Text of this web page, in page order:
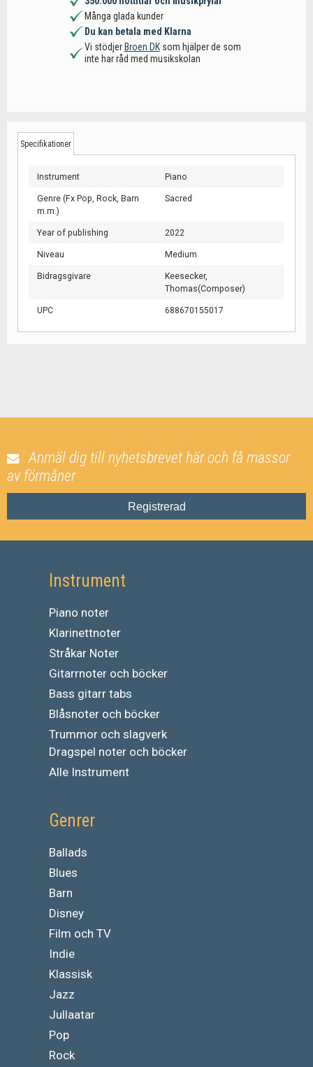
Många glada kunder
Du kan betala med Klarna
Vi stödjerBroen DKsom hjälper de som
inte har råd med musikskolan
Specifikationer
Instrument Piano
Genre (Fx Pop, Rock, Barn
m.m.)
Sacred
Year of publishing 2022
Niveau Medium
Bidragsgivare
Keesecker,
Thomas(Composer)
UPC 688670155017
Anmäl dig till nyhetsbrevet här och få massor
av förmåner
Registrerad
Instrument
Piano noter
Klarinettnoter
Stråkar Noter
Gitarrnoter och böcker
Bass gitarr tabs
Blåsnoter och böcker
Trummor och slagverk
Dragspel noter och böcker
Alle Instrument
Genrer
Ballads
Blues
Barn
Disney
Film och TV
Indie
Klassisk
Jazz
Jullaatar
Pop
Rock